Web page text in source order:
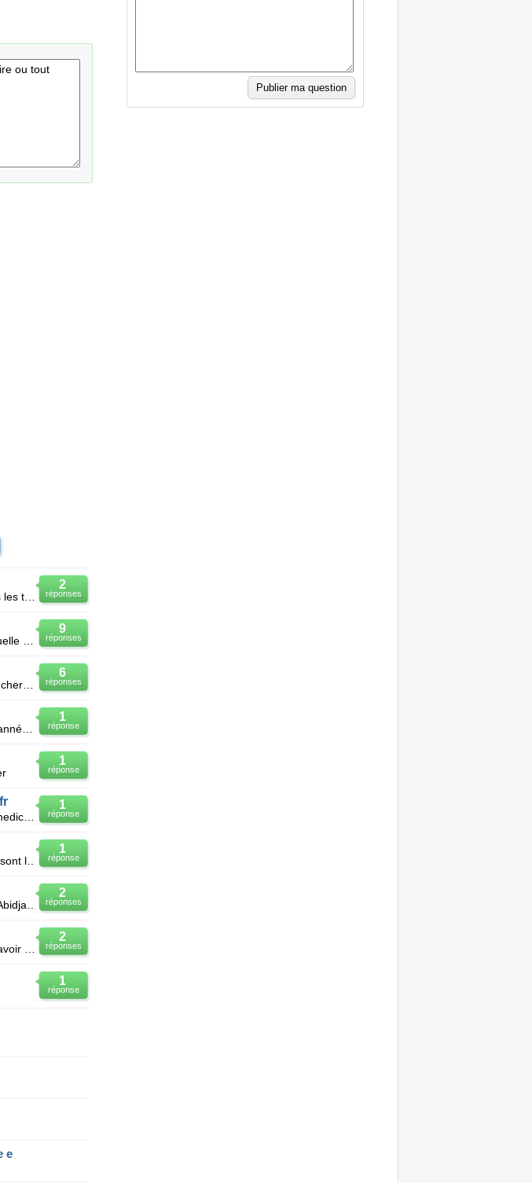
2
réponses
Actuellement je étudiante à l'école de la santé du mali ou sont formés les techniciens superieurs
9
réponses
6
réponses
Bonjour je suis licencé en imagerie medicale 2009.je suis nigerien, je cherche une bourse d' etude e
1
réponse
Bjr, je suis camerounais d'origine et j'ai effectué mes trois premières années d'études universitair
1
réponse
1
réponse
Information : comment obtenir un inscription en master en imagerie medicale en france
1
réponse
Je suis technicien supérieur en imagerie médicale en Tunisie.quelles sont les étapes à suivre pour p
2
réponses
2
réponses
1
réponse
e